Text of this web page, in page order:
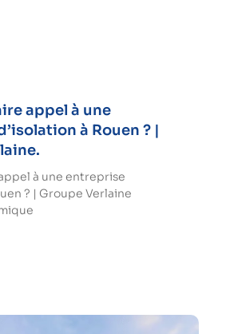
appel à une
à Rouen ? |
à une entreprise
? | Groupe Verlaine